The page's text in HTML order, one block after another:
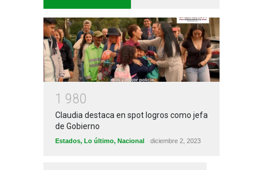
1 980
Claudia destaca en spot logros como jefa
de Gobierno
Estados, Lo último, Nacional diciembre 2, 2023